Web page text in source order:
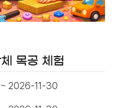
목공 체험
2026-11-30